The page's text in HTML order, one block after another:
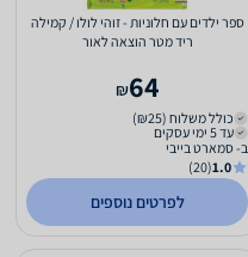
ספר ילדים עם חלוניות - זוהי לולו / קמילה
ריד מטר הוצאה לאור
64
₪
כולל משלוח (₪25)
עד 5 ימי עסקים
ב- סמארט בייבי
1.0
(20)
לפרטים נוספים